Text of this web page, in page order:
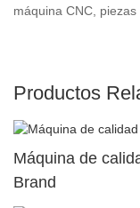
máquina CNC,
Productos
Máquina de
Brand